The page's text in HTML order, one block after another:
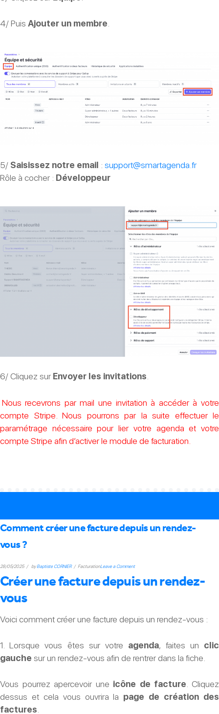
4/ Puis Ajouter un membre.
5/ Saisissez notre email : support@smartagenda.fr
Rôle à cocher : Développeur
6/ Cliquez sur Envoyer les invitations.
Nous recevrons par mail une invitation à accéder à votre
compte Stripe. Nous pourrons par la suite effectuer le
paramétrage nécessaire pour lier votre agenda et votre
compte Stripe afin d’activer le module de facturation.
Comment créer une facture depuis un rendez-
vous ?
28/05/2025 byBaptiste CORNIER FacturationLeave a Commenton
Comment
facture
rendez-
Créer une facture depuis un rendez-
vous
Voici comment créer une facture depuis un rendez-vous :
1. Lorsque vous êtes sur votre agenda, faites un clic
gauche sur un rendez-vous afin de rentrer dans la fiche.
Vous pourrez apercevoir une icône de facture . Cliquez
dessus et cela vous ouvrira la page de création des
factures